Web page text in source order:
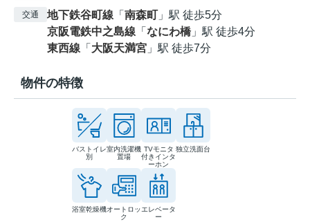
交通 地下鉄谷町線 「 南森町 」駅 徒歩5分
京阪電鉄中之島線 「 なにわ橋」駅 徒歩4分
東西線 「 大阪天満宮 」駅 徒歩7分
物件の特徴
バストイレ
別
室内洗濯機
置場
TVモニタ
付きインタ
ーホン
独立洗面台
浴室乾燥機オートロッ
ク
エレベータ
ー